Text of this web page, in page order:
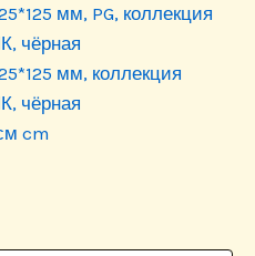
мм, PG, коллекция
чёрная
мм, коллекция
чёрная
cm